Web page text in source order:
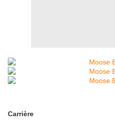
Carrière